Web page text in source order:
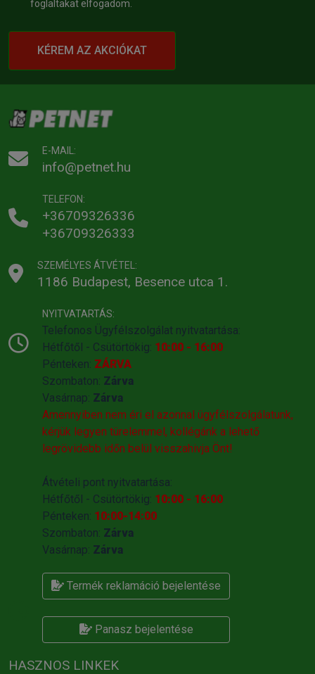
foglaltakat elfogadom.
KÉREM AZ AKCIÓKAT
E-MAIL:
info@petnet.hu
TELEFON:
+36709326336
+36709326333
SZEMÉLYES ÁTVÉTEL:
1186 Budapest, Besence utca 1.
NYITVATARTÁS:
Telefonos Ügyfélszolgálat nyitvatartása:
Hétfőtől - Csütörtökig: 10:00 - 16:00
Pénteken: ZÁRVA
Szombaton: Zárva
Vasárnap: Zárva
Amennyiben nem éri el azonnal ügyfélszolgálatunk,
kérjük legyen türelemmel, kollégánk a lehető
legrövidebb időn belül visszahivja Önt!
Átvételi pont nyitvatartása:
Hétfőtől - Csütörtökig: 10:00 - 16:00
Pénteken: 10:00-14:00
Szombaton: Zárva
Vasárnap: Zárva
Termék reklamáció bejelentése
Panasz bejelentése
HASZNOS LINKEK